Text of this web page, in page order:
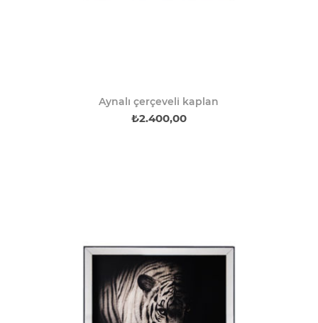
Aynalı çerçeveli kaplan
₺2.400,00